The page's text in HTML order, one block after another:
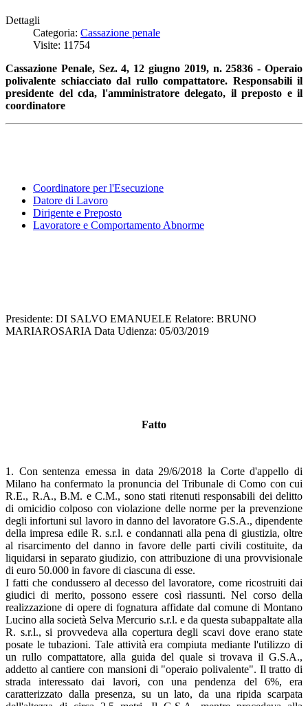
Dettagli
Categoria: Cassazione penale
Visite: 11754
Cassazione Penale, Sez. 4, 12 giugno 2019, n. 25836 - Operaio
polivalente schiacciato dal rullo compattatore. Responsabili il
presidente del cda, l'amministratore delegato, il preposto e il
coordinatore
Coordinatore per l'Esecuzione
Datore di Lavoro
Dirigente e Preposto
Lavoratore e Comportamento Abnorme
Presidente: DI SALVO EMANUELE Relatore: BRUNO
MARIAROSARIA Data Udienza: 05/03/2019
Fatto
1. Con sentenza emessa in data 29/6/2018 la Corte d'appello di
Milano ha confermato la pronuncia del Tribunale di Como con cui
R.E., R.A., B.M. e C.M., sono stati ritenuti responsabili dei delitto
di omicidio colposo con violazione delle norme per la prevenzione
degli infortuni sul lavoro in danno del lavoratore G.S.A., dipendente
della impresa edile R. s.r.l. e condannati alla pena di giustizia, oltre
al risarcimento del danno in favore delle parti civili costituite, da
liquidarsi in separato giudizio, con attribuzione di una provvisionale
di euro 50.000 in favore di ciascuna di esse.
I fatti che condussero al decesso del lavoratore, come ricostruiti dai
giudici di merito, possono essere così riassunti. Nel corso della
realizzazione di opere di fognatura affidate dal comune di Montano
Lucino alla società Selva Mercurio s.r.l. e da questa subappaltate alla
R. s.r.l., si provvedeva alla copertura degli scavi dove erano state
posate le tubazioni. Tale attività era compiuta mediante l'utilizzo di
un rullo compattatore, alla guida del quale si trovava il G.S.A.,
addetto al cantiere con mansioni di "operaio polivalente". Il tratto di
strada interessato dai lavori, con una pendenza del 6%, era
caratterizzato dalla presenza, su un lato, da una ripida scarpata